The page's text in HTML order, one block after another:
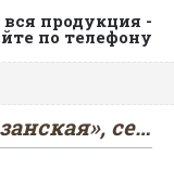
продукция -
по телефону
Образ Божией Матери «Казанская», серебро 925° с позолотой, камни